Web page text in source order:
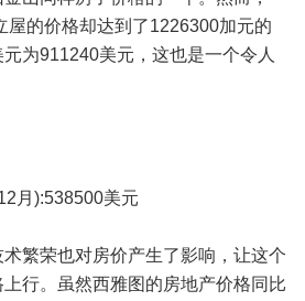
屋的价格却达到了1226300加元的
为911240美元，这也是一个令人
月):538500美元
繁荣也对房价产生了影响，让这个
行。虽然西雅图的房地产价格同比